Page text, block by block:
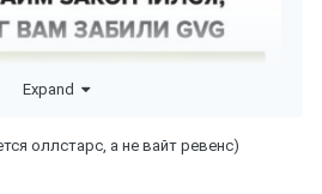
Expand
оллстарс, а не вайт ревенс)